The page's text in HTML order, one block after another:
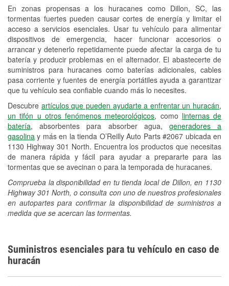
En zonas propensas a los huracanes como Dillon, SC, las
tormentas fuertes pueden causar cortes de energía y limitar el
acceso a servicios esenciales. Usar tu vehículo para alimentar
dispositivos de emergencia, hacer funcionar accesorios o
arrancar y detenerlo repetidamente puede afectar la carga de tu
batería y producir problemas en el alternador. El abastecerte de
suministros para huracanes como baterías adicionales, cables
pasa corriente y fuentes de energía portátiles ayuda a garantizar
que tu vehículo sea confiable cuando más lo necesites.
Descubre artículos que pueden ayudarte a enfrentar un huracán,
un tifón u otros fenómenos meteorológicos, como linternas de
batería, absorbentes para absorber agua, generadores a
gasolina y más en la tienda O’Reilly Auto Parts #2067 ubicada en
1130 Highway 301 North. Encuentra los productos que necesitas
de manera rápida y fácil para ayudar a prepararte para las
tormentas que se avecinan o para la temporada de huracanes.
Comprueba la disponibilidad en tu tienda local de Dillon, en 1130
Highway 301 North, o consulta con uno de nuestros profesionales
en autopartes para confirmar la disponibilidad de suministros a
medida que se acercan las tormentas.
freno
Mangueras hidráulicas a la medida
Hurricane Supplies
Conoce más
Suministros esenciales para tu vehículo en caso de
huracán